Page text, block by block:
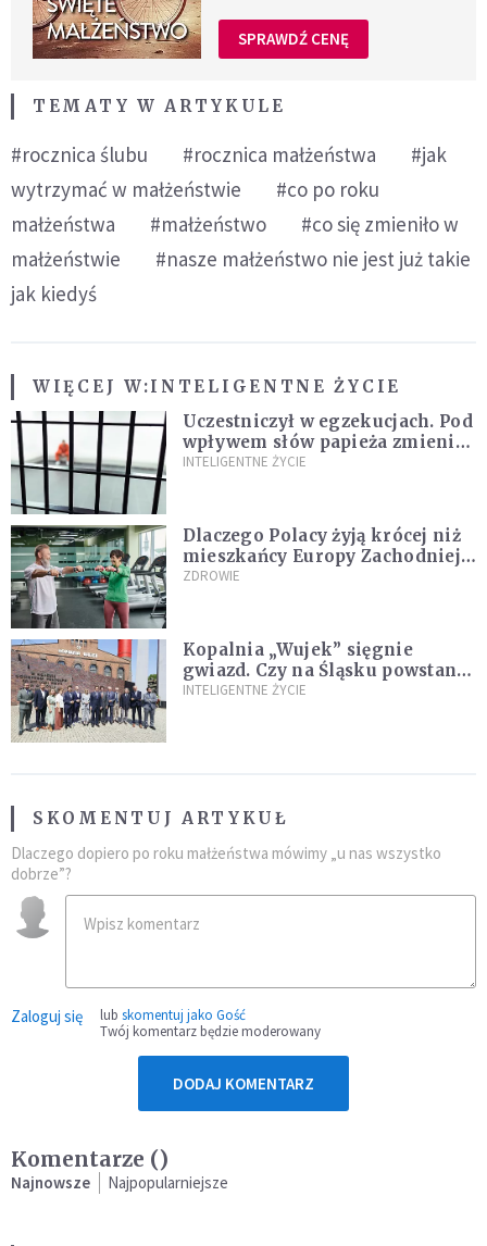
SPRAWDŹ CENĘ
TEMATY W ARTYKULE
#rocznica ślubu #rocznica małżeństwa
#jak
wytrzymać w małżeństwie
#co po roku
małżeństwa
#małżeństwo
#co się zmieniło w
małżeństwie
#nasze małżeństwo nie jest już takie
jak kiedyś
WIĘCEJ W:INTELIGENTNE ŻYCIE
Uczestniczył w egzekucjach. Pod
wpływem słów papieża zmienił
zdanie
INTELIGENTNE ŻYCIE
Dlaczego Polacy żyją krócej niż
mieszkańcy Europy Zachodniej?
Ekspertka wskazuje główne
ZDROWIE
Kopalnia „Wujek” sięgnie
gwiazd. Czy na Śląsku powstanie
„Dolina Krzemowa”?
INTELIGENTNE ŻYCIE
SKOMENTUJ ARTYKUŁ
Dlaczego dopiero po roku małżeństwa mówimy „u nas wszystko
dobrze”?
Zaloguj się lub skomentuj jako Gość
Twój komentarz będzie moderowany
DODAJ KOMENTARZ
Komentarze ()
Najnowsze Najpopularniejsze